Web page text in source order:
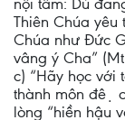
nội tâm: Dù
Thiên Chúa yêu
Chúa như Đức
vâng ý Cha”
c) “Hãy học với
thành môn đệ
lòng “hiền hậu